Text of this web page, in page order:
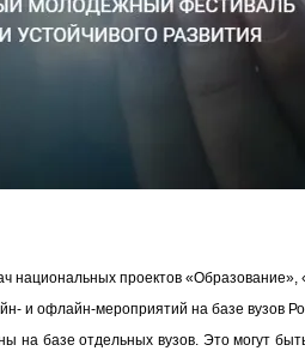
проектов
и офлайн-мероприятий на базе вузов
на базе отдельных вузов. Это могут